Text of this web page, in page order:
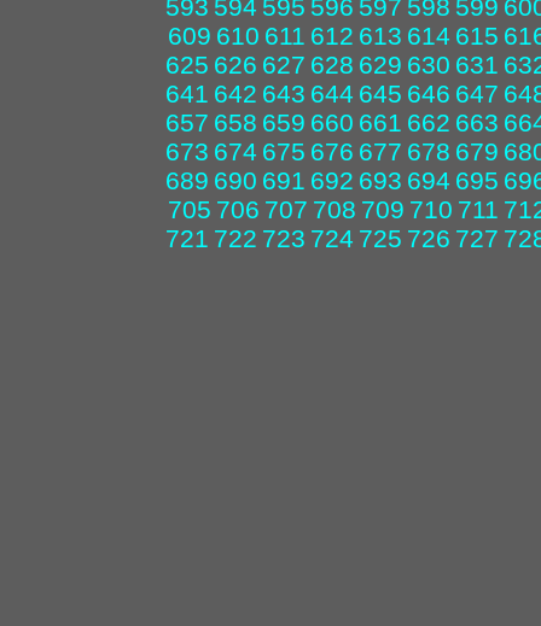
593 594 595 596 597 598 599
609 610 611 612 613 614 615
625 626 627 628 629 630 631
641 642 643 644 645 646 647
657 658 659 660 661 662 663
673 674 675 676 677 678 679
689 690 691 692 693 694 695
705 706 707 708 709 710 711
721 722 723 724 725 726 727